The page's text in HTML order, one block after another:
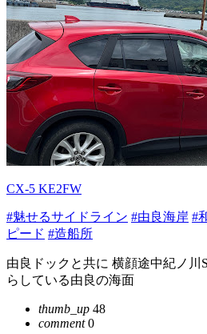
CX-5 KE2FW
#魅せるサイドライン #由良海岸 #
ピード #造船所
由良ドックと共に 横顔途中紀ノ川
らしている由良の海面
thumb_up 48
comment0